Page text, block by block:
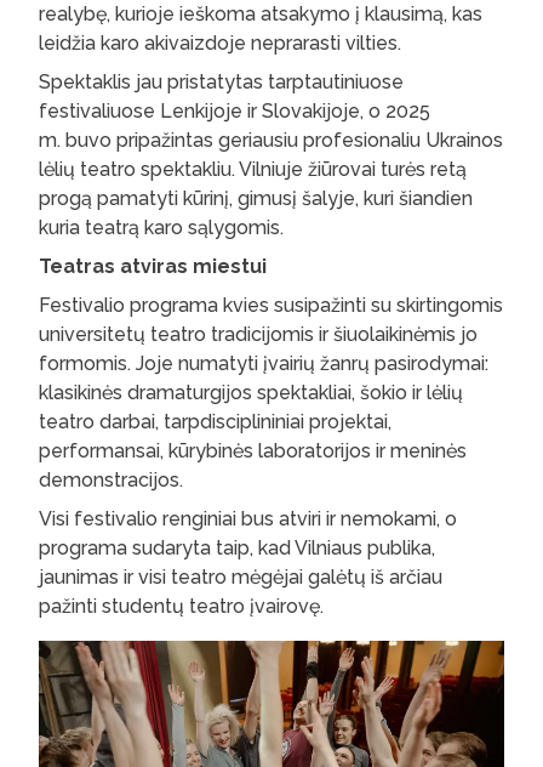
realybę, kurioje ieškoma atsakymo į klausimą, kas
leidžia karo akivaizdoje neprarasti vilties.
Spektaklis jau pristatytas tarptautiniuose
festivaliuose Lenkijoje ir Slovakijoje, o 2025
m. buvo pripažintas geriausiu profesionaliu Ukrainos
lėlių teatro spektakliu. Vilniuje žiūrovai turės retą
progą pamatyti kūrinį, gimusį šalyje, kuri šiandien
kuria teatrą karo sąlygomis.
Teatras atviras miestui
Festivalio programa kvies susipažinti su skirtingomis
universitetų teatro tradicijomis ir šiuolaikinėmis jo
formomis. Joje numatyti įvairių žanrų pasirodymai:
klasikinės dramaturgijos spektakliai, šokio ir lėlių
teatro darbai, tarpdisciplininiai projektai,
performansai, kūrybinės laboratorijos ir meninės
demonstracijos.
Visi festivalio renginiai bus atviri ir nemokami, o
programa sudaryta taip, kad Vilniaus publika,
jaunimas ir visi teatro mėgėjai galėtų iš arčiau
pažinti studentų teatro įvairovę.